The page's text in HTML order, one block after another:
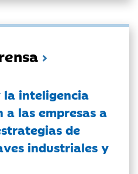
inteligencia
las empresas a
de
industriales y